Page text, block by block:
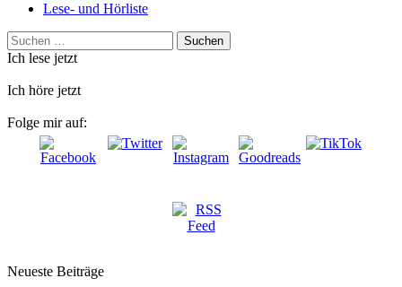
Lese- und Hörliste
Suchen
nach:
Ich lese jetzt
Ich höre jetzt
Folge mir auf:
Neueste Beiträge